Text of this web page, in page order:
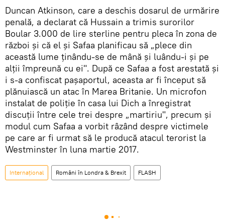
Duncan Atkinson, care a deschis dosarul de urmărire
penală, a declarat că Hussain a trimis surorilor
Boular 3.000 de lire sterline pentru pleca în zona de
război și că el și Safaa planificau să „plece din
această lume ţinându-se de mână și luându-i şi pe
alții împreună cu ei". După ce Safaa a fost arestată și
i s-a confiscat pașaportul, aceasta ar fi început să
plănuiască un atac în Marea Britanie. Un microfon
instalat de poliţie în casa lui Dich a înregistrat
discuţii între cele trei despre „martiriu", precum şi
modul cum Safaa a vorbit râzând despre victimele
pe care ar fi urmat să le producă atacul terorist la
Westminster în luna martie 2017.
Internaţional Români în Londra & Brexit FLASH